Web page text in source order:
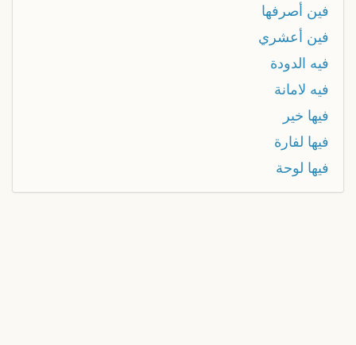
فين أصرفها
فين أعشري
فيه الدودة
فيه لامانة
فيها خير
فيها لفارة
فيها لوحة